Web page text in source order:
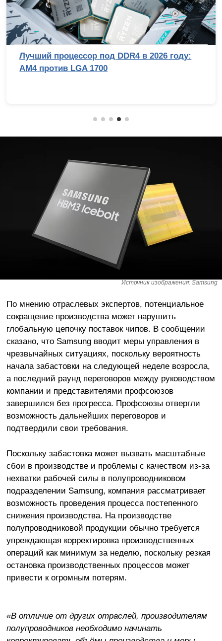
Лучший процессор под DDR4 в 2026 году:
AM4 против LGA 1700
Источник изображения: Samsung
По мнению отраслевых экспертов, потенциальное
сокращение производства может нарушить
глобальную цепочку поставок чипов. В сообщении
сказано, что Samsung вводит меры управления в
чрезвычайных ситуациях, поскольку вероятность
начала забастовки на следующей неделе возросла,
а последний раунд переговоров между руководством
компании и представителями профсоюзов
завершился без прогресса. Профсоюзы отвергли
возможность дальнейших переговоров и
подтвердили свои требования.
Поскольку забастовка может вызвать масштабные
сбои в производстве и проблемы с качеством из-за
нехватки рабочей силы в полупроводниковом
подразделении Samsung, компания рассматривает
возможность проведения процесса постепенного
снижения производства. На производстве
полупроводниковой продукции обычно требуется
упреждающая корректировка производственных
операций как минимум за неделю, поскольку резкая
остановка производственных процессов может
привести к огромным потерям.
«В отличие от других отраслей, производителям
полупроводников необходимо начинать